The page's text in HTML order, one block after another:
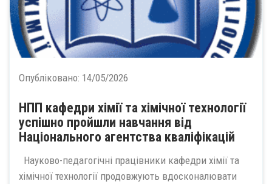
Опубліковано: 14/05/2026
НПП кафедри хімії та хімічної технології
успішно пройшли навчання від
Національного агентства кваліфікацій
Науково-педагогічні працівники кафедри хімії та
хімічної технології продовжують вдосконалювати